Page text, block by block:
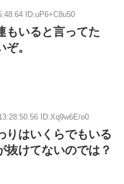
ID:uP6+C8u50
もいると言ってた
。
ID:Xq9w6E/o0
りはいくらでもいる
抜けてないのでは？